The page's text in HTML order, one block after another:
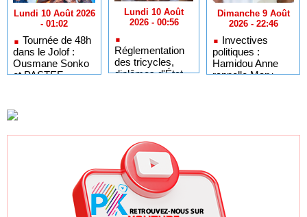
Lundi 10 Août 2026
- 01:02
Tournée de 48h
dans le Jolof :
Ousmane Sonko
et PASTEF
départemental
Lundi 10 Août
2026 - 00:56
Réglementation
des tricycles,
diplômes d'État
gouvernement
Dimanche 9 Août
2026 - 22:46
Invectives
politiques :
Hamidou Anne
rappelle Mary